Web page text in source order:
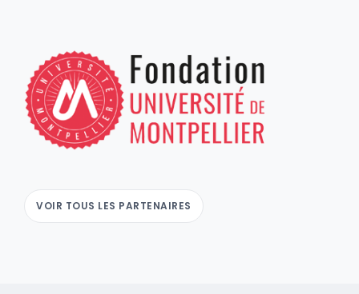
VOIR TOUS LES PARTENAIRES